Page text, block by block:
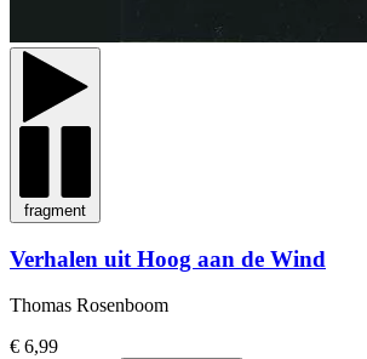
fragment
Verhalen uit Hoog aan de Wind
Thomas Rosenboom
€ 6,99